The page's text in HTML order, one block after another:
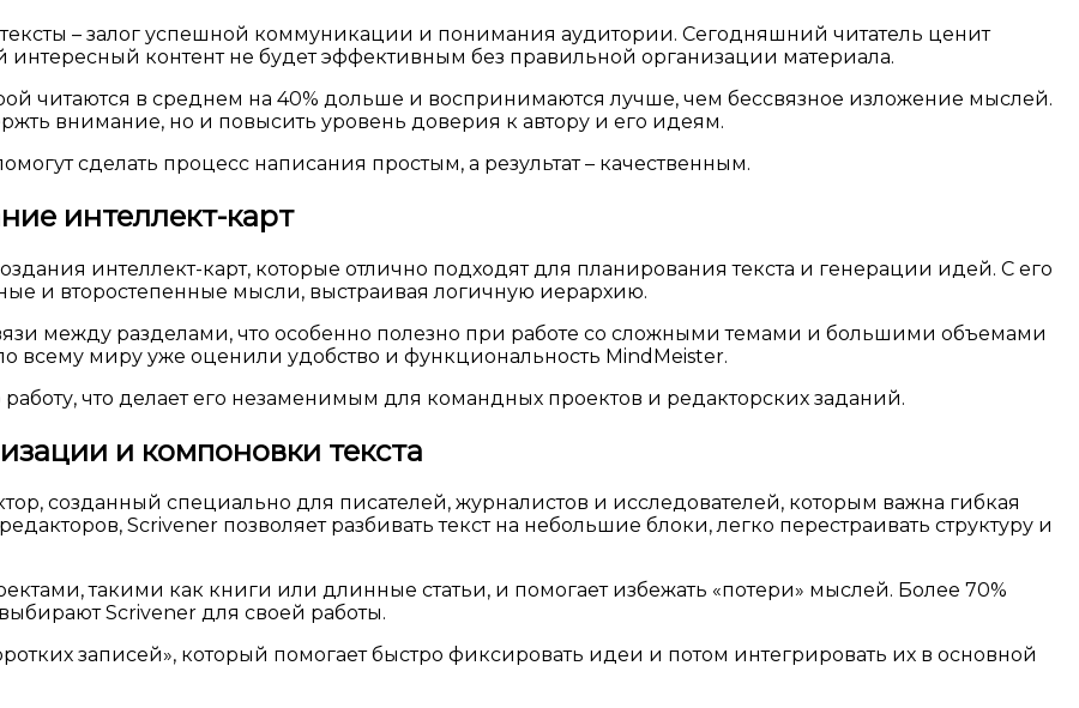
– залог успешной коммуникации и понимания аудитории. Сегодняшний читатель ценит
интересный контент не будет эффективным без правильной организации материала.
читаются в среднем на 40% дольше и воспринимаются лучше, чем бессвязное изложение мыслей.
внимание, но и повысить уровень доверия к автору и его идеям.
сделать процесс написания простым, а результат – качественным.
интеллект-карт
интеллект-карт, которые отлично подходят для планирования текста и генерации идей. С его
и второстепенные мысли, выстраивая логичную иерархию.
между разделами, что особенно полезно при работе со сложными темами и большими объемами
всему миру уже оценили удобство и функциональность MindMeister.
что делает его незаменимым для командных проектов и редакторских заданий.
и компоновки текста
созданный специально для писателей, журналистов и исследователей, которым важна гибкая
Scrivener позволяет разбивать текст на небольшие блоки, легко перестраивать структуру и
такими как книги или длинные статьи, и помогает избежать «потери» мыслей. Более 70%
Scrivener для своей работы.
записей», который помогает быстро фиксировать идеи и потом интегрировать их в основной